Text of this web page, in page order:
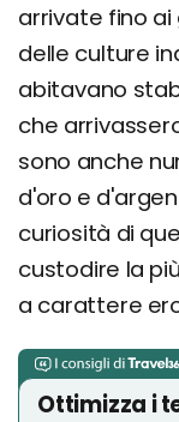
arrivate fino ai
delle culture
abitavano
che
sono anche
d'oro e
curiosità di
custodire la
a carattere
Ottimizza i